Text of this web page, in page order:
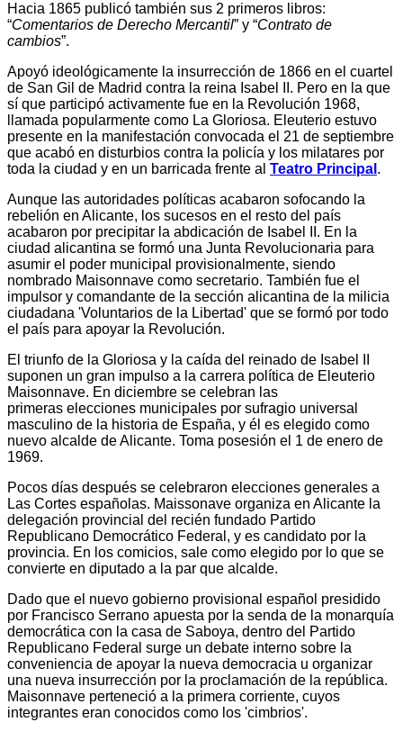
Hacia 1865 publicó también sus 2 primeros libros:
“Comentarios de Derecho Mercantil” y “Contrato de
cambios”.
Apoyó ideológicamente la insurrección de 1866 en el cuartel
de San Gil de Madrid contra la reina Isabel II. Pero en la que
sí que participó activamente fue en la Revolución 1968,
llamada popularmente como La Gloriosa. Eleuterio estuvo
presente en la manifestación convocada el 21 de septiembre
que acabó en disturbios contra la policía y los milatares por
toda la ciudad y en un barricada frente al Teatro Principal .
Aunque las autoridades políticas acabaron sofocando la
rebelión en Alicante, los sucesos en el resto del país
acabaron por precipitar la abdicación de Isabel II. En la
ciudad alicantina se formó una Junta Revolucionaria para
asumir el poder municipal provisionalmente, siendo
nombrado Maisonnave como secretario. También fue el
impulsor y comandante de la sección alicantina de la milicia
ciudadana 'Voluntarios de la Libertad' que se formó por todo
el país para apoyar la Revolución.
El triunfo de la Gloriosa y la caída del reinado de Isabel II
suponen un gran impulso a la carrera política de Eleuterio
Maisonnave. En diciembre se celebran las
primeras elecciones municipales por sufragio universal
masculino de la historia de España, y él es elegido como
nuevo alcalde de Alicante. Toma posesión el 1 de enero de
1969.
Pocos días después se celebraron elecciones generales a
Las Cortes españolas. Maissonave organiza en Alicante la
delegación provincial del recién fundado Partido
Republicano Democrático Federal, y es candidato por la
provincia. En los comicios, sale como elegido por lo que se
convierte en diputado a la par que alcalde.
Dado que el nuevo gobierno provisional español presidido
por Francisco Serrano apuesta por la senda de la monarquía
democrática con la casa de Saboya, dentro del Partido
Republicano Federal surge un debate interno sobre la
conveniencia de apoyar la nueva democracia u organizar
una nueva insurrección por la proclamación de la república.
Maisonnave perteneció a la primera corriente, cuyos
integrantes eran conocidos como los 'cimbrios'.